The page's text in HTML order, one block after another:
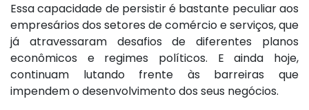
Essa capacidade de persistir é bastante peculiar aos
empresários dos setores de comércio e serviços, que
já atravessaram desafios de diferentes planos
econômicos e regimes políticos. E ainda hoje,
continuam lutando frente às barreiras que
impendem o desenvolvimento dos seus negócios.